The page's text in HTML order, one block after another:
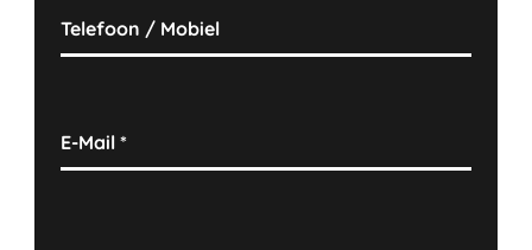
Telefoon / Mobiel
E-Mail*